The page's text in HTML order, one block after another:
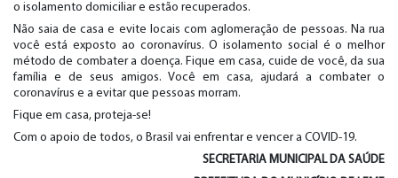
o isolamento domiciliar e estão recuperados.
Não saia de casa e evite locais com aglomeração de pessoas. Na rua
você está exposto ao coronavírus. O isolamento social é o melhor
método de combater a doença. Fique em casa, cuide de você, da sua
família e de seus amigos. Você em casa, ajudará a combater o
coronavírus e a evitar que pessoas morram.
Fique em casa, proteja-se!
Com o apoio de todos, o Brasil vai enfrentar e vencer a COVID-19.
SECRETARIA MUNICIPAL DA SAÚDE